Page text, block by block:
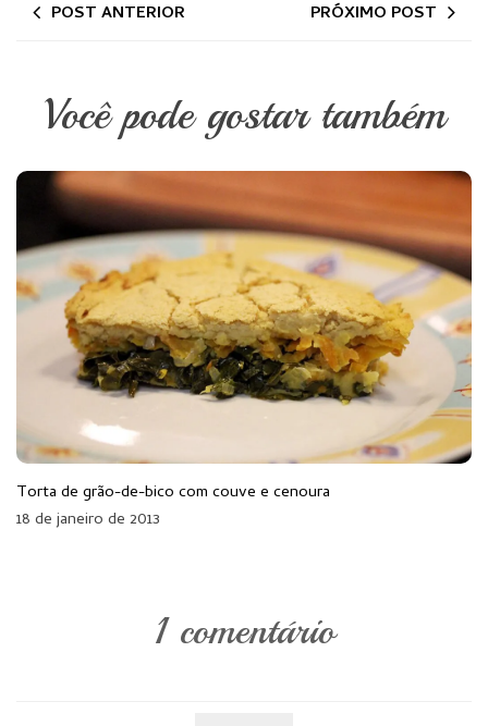
POST ANTERIOR PRÓXIMO POST
Você pode gostar também
Torta de grão-de-bico com couve e cenoura
18 de janeiro de 2013
1 comentário